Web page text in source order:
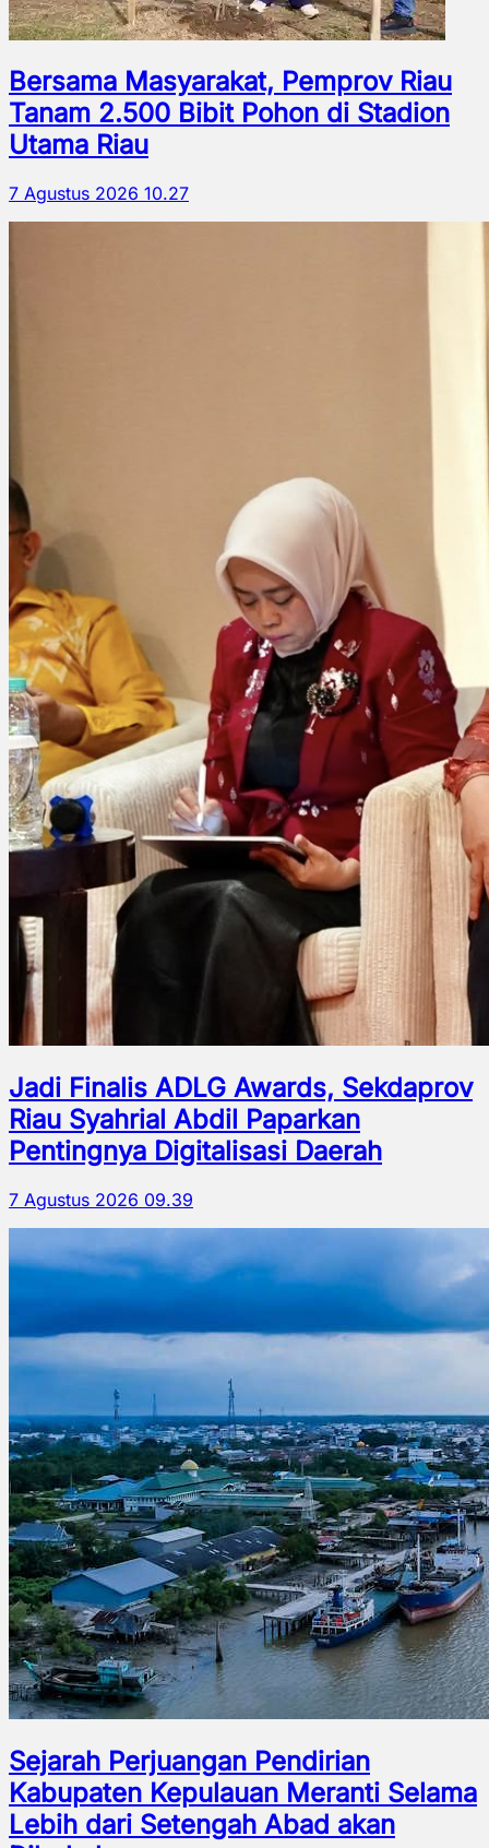
Bersama Masyarakat, Pemprov Riau
Tanam 2.500 Bibit Pohon di Stadion
Utama Riau
7 Agustus 2026 10.27
Jadi Finalis ADLG Awards, Sekdaprov
Riau Syahrial Abdil Paparkan
Pentingnya Digitalisasi Daerah
7 Agustus 2026 09.39
Sejarah Perjuangan Pendirian
Kabupaten Kepulauan Meranti Selama
Lebih dari Setengah Abad akan